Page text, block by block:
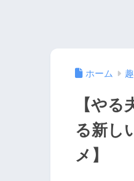
ホーム
【や
る新し
メ】